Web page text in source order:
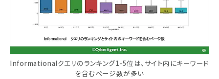
Informationalクエリのランキング1-5位は、サイト内にキーワード
を含むページ数が多い